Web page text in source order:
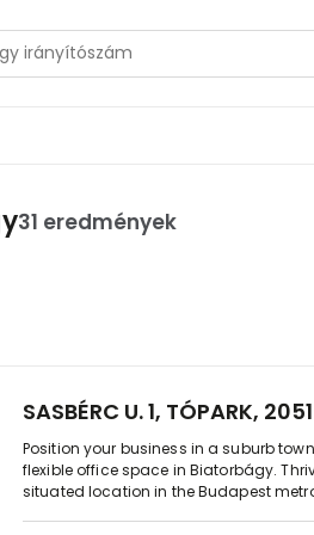
31 eredmények
SASBÉRC U. 1, TÓPARK, 2051
Position your business in a suburb
flexible office space in Biatorbágy.
situated location in the Budapest